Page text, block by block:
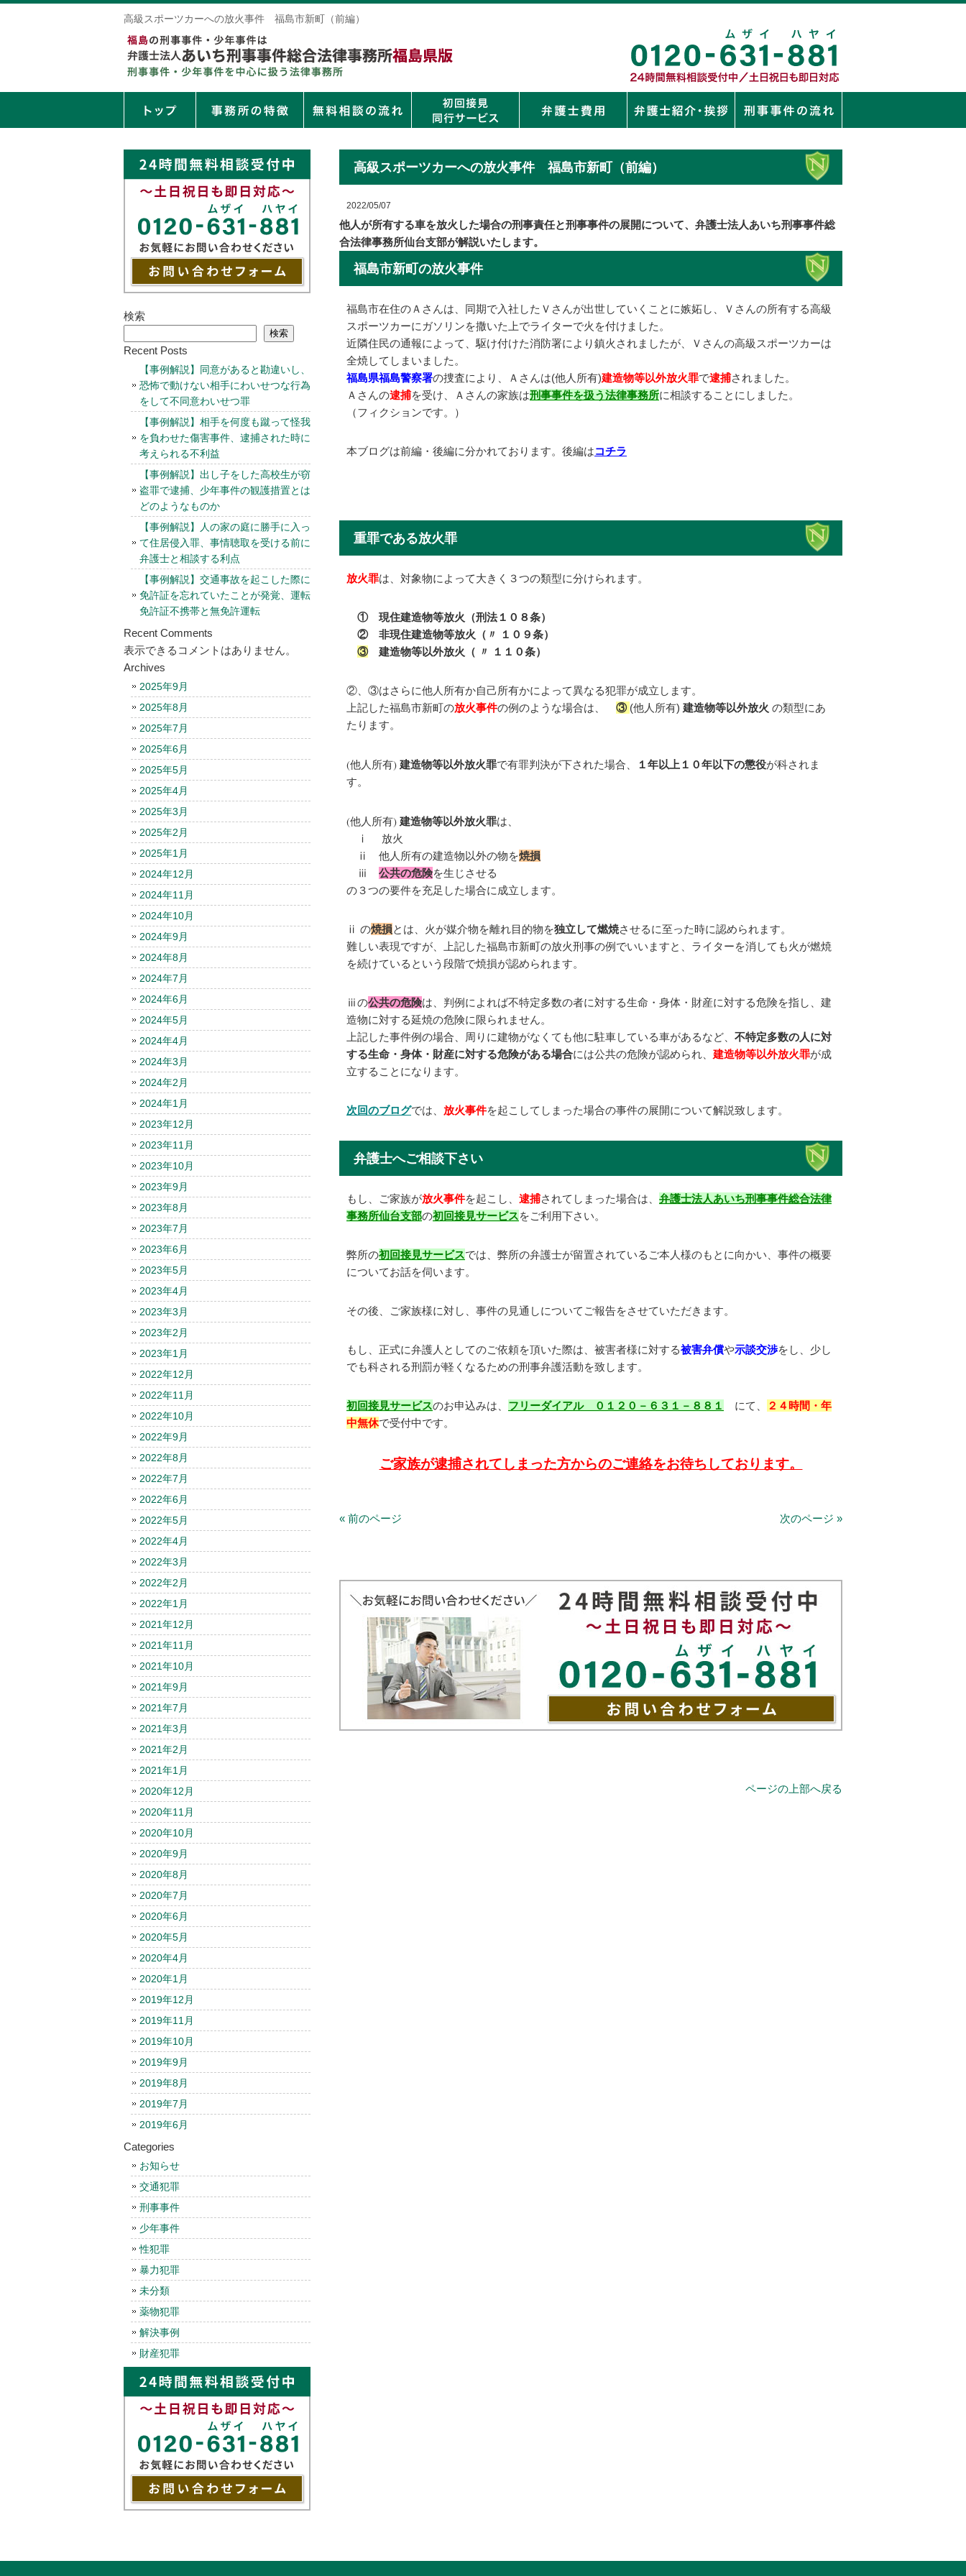
高級スポーツカーへの放火事件 福島市新町（前編）
高級スポーツカーへの放火事件 福島市新町（前編）
2022/05/07
他人が所有する車を放火した場合の刑事責任と刑事事件の展開について、弁護士法人あいち刑事事件総
合法律事務所仙台支部が解説いたします。
福島市新町の放火事件
福島市在住のＡさんは、同期で入社したＶさんが出世していくことに嫉妬し、Ｖさんの所有する高級
スポーツカーにガソリンを撒いた上でライターで火を付けました。
近隣住民の通報によって、駆け付けた消防署により鎮火されましたが、Ｖさんの高級スポーツカーは
全焼してしまいました。
福島県福島警察署の捜査により、Ａさんは(他人所有)建造物等以外放火罪で逮捕されました。
Ａさんの逮捕を受け、Ａさんの家族は刑事事件を扱う法律事務所に相談することにしました。
（フィクションです。）
本ブログは前編・後編に分かれております。後編はコチラ
重罪である放火罪
放火罪は、対象物によって大きく３つの類型に分けられます。
① 現住建造物等放火（刑法１０８条）
② 非現住建造物等放火（〃 １０９条）
③建造物等以外放火（ 〃 １１０条）
②、③はさらに他人所有か自己所有かによって異なる犯罪が成立します。
上記した福島市新町の放火事件の例のような場合は、 ③ (他人所有) 建造物等以外放火 の類型にあ
たります。
(他人所有) 建造物等以外放火罪で有罪判決が下された場合、 １年以上１０年以下の懲役が科されま
す。
(他人所有) 建造物等以外放火罪は、
ⅰ 放火
ⅱ 他人所有の建造物以外の物を焼損
ⅲ 公共の危険を生じさせる
の３つの要件を充足した場合に成立します。
ⅱ の焼損とは、火が媒介物を離れ目的物を独立して燃焼させるに至った時に認められます。
難しい表現ですが、上記した福島市新町の放火刑事の例でいいますと、ライターを消しても火が燃焼
を続けているという段階で焼損が認められます。
ⅲの公共の危険は、判例によれば不特定多数の者に対する生命・身体・財産に対する危険を指し、建
造物に対する延焼の危険に限られません。
上記した事件例の場合、周りに建物がなくても他に駐車している車があるなど、 不特定多数の人に対
する生命・身体・財産に対する危険がある場合には公共の危険が認められ、 建造物等以外放火罪が成
立することになります。
次回のブログでは、 放火事件を起こしてしまった場合の事件の展開について解説致します。
弁護士へご相談下さい
もし、ご家族が放火事件を起こし、 逮捕されてしまった場合は、 弁護士法人あいち刑事事件総合法律
事務所仙台支部の初回接見サービスをご利用下さい。
弊所の初回接見サービスでは、弊所の弁護士が留置されているご本人様のもとに向かい、事件の概要
についてお話を伺います。
その後、ご家族様に対し、事件の見通しについてご報告をさせていただきます。
もし、正式に弁護人としてのご依頼を頂いた際は、被害者様に対する被害弁償や示談交渉をし、少し
でも科される刑罰が軽くなるための刑事弁護活動を致します。
初回接見サービスのお申込みは、 フリーダイアル ０１２０－６３１－８８１ にて、
２４時間・年
中無休で受付中です。
ご家族が逮捕されてしまった方からのご連絡をお待ちしております。
« 前のページ 次のページ »
ページの上部へ戻る
検索
検索
Recent Posts
【事例解説】同意があると勘違いし、
恐怖で動けない相手にわいせつな行為
をして不同意わいせつ罪
【事例解説】相手を何度も蹴って怪我
を負わせた傷害事件、逮捕された時に
考えられる不利益
【事例解説】出し子をした高校生が窃
盗罪で逮捕、少年事件の観護措置とは
どのようなものか
【事例解説】人の家の庭に勝手に入っ
て住居侵入罪、事情聴取を受ける前に
弁護士と相談する利点
【事例解説】交通事故を起こした際に
免許証を忘れていたことが発覚、運転
免許証不携帯と無免許運転
Recent Comments
表示できるコメントはありません。
Archives
2025年9月
2025年8月
2025年7月
2025年6月
2025年5月
2025年4月
2025年3月
2025年2月
2025年1月
2024年12月
2024年11月
2024年10月
2024年9月
2024年8月
2024年7月
2024年6月
2024年5月
2024年4月
2024年3月
2024年2月
2024年1月
2023年12月
2023年11月
2023年10月
2023年9月
2023年8月
2023年7月
2023年6月
2023年5月
2023年4月
2023年3月
2023年2月
2023年1月
2022年12月
2022年11月
2022年10月
2022年9月
2022年8月
2022年7月
2022年6月
2022年5月
2022年4月
2022年3月
2022年2月
2022年1月
2021年12月
2021年11月
2021年10月
2021年9月
2021年7月
2021年3月
2021年2月
2021年1月
2020年12月
2020年11月
2020年10月
2020年9月
2020年8月
2020年7月
2020年6月
2020年5月
2020年4月
2020年1月
2019年12月
2019年11月
2019年10月
2019年9月
2019年8月
2019年7月
2019年6月
Categories
お知らせ
交通犯罪
刑事事件
少年事件
性犯罪
暴力犯罪
未分類
薬物犯罪
解決事例
財産犯罪